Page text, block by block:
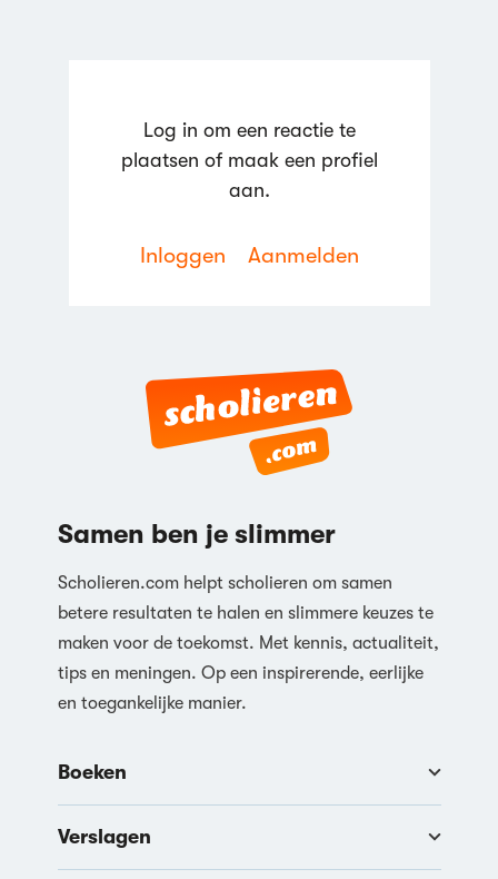
Log in om een reactie te
plaatsen of maak een profiel
aan.
Inloggen Aanmelden
Samen ben je slimmer
Scholieren.com helpt scholieren om samen
betere resultaten te halen en slimmere keuzes te
maken voor de toekomst. Met kennis, actualiteit,
tips en meningen. Op een inspirerende, eerlijke
en toegankelijke manier.
Boeken
Verslagen